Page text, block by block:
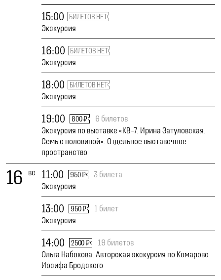
15:00 БИЛЕТОВ НЕТ
Экскурсия
16:00 БИЛЕТОВ НЕТ
Экскурсия
18:00 БИЛЕТОВ НЕТ
Экскурсия
19:00 800 ₽
6 билетов
Экскурсия по выставке «КВ-7. Ирина Затуловская.
Семь с половиной». Отдельное выставочное
пространство
16 вс 11:00 950 ₽
3 билета
Экскурсия
13:00 950 ₽
1 билет
Экскурсия
14:00 2500 ₽
19 билетов
Ольга Набокова. Авторская экскурсия по Комарово
Иосифа Бродского